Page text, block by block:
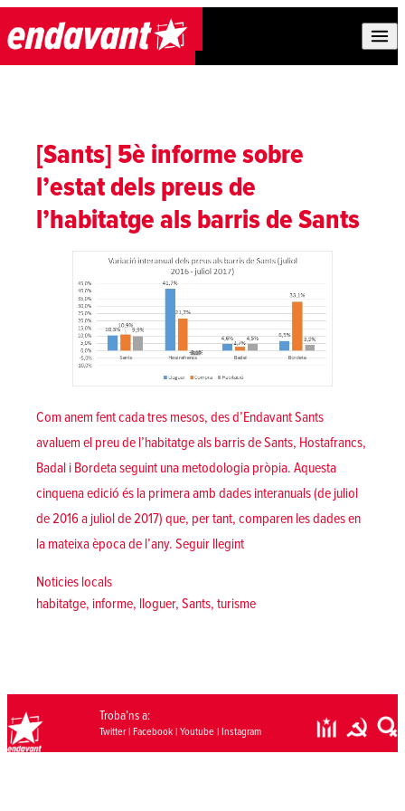
Skip to content
[Sants] 5è informe sobre
l’estat dels preus de
l’habitatge als barris de Sants
Com anem fent cada tres mesos, des d’Endavant Sants
avaluem el preu de l’habitatge als barris de Sants, Hostafrancs,
Badal i Bordeta seguint una metodologia pròpia. Aquesta
cinquena edició és la primera amb dades interanuals (de juliol
de 2016 a juliol de 2017) que, per tant, comparen les dades en
la mateixa època de l’any. Seguir llegint«[Sants] 5è informe sobre
Posted in
Noticies locals
Tags:
habitatge, informe, lloguer, Sants, turisme
Troba’ns a:
Twitter| Facebook| Youtube| Instagram